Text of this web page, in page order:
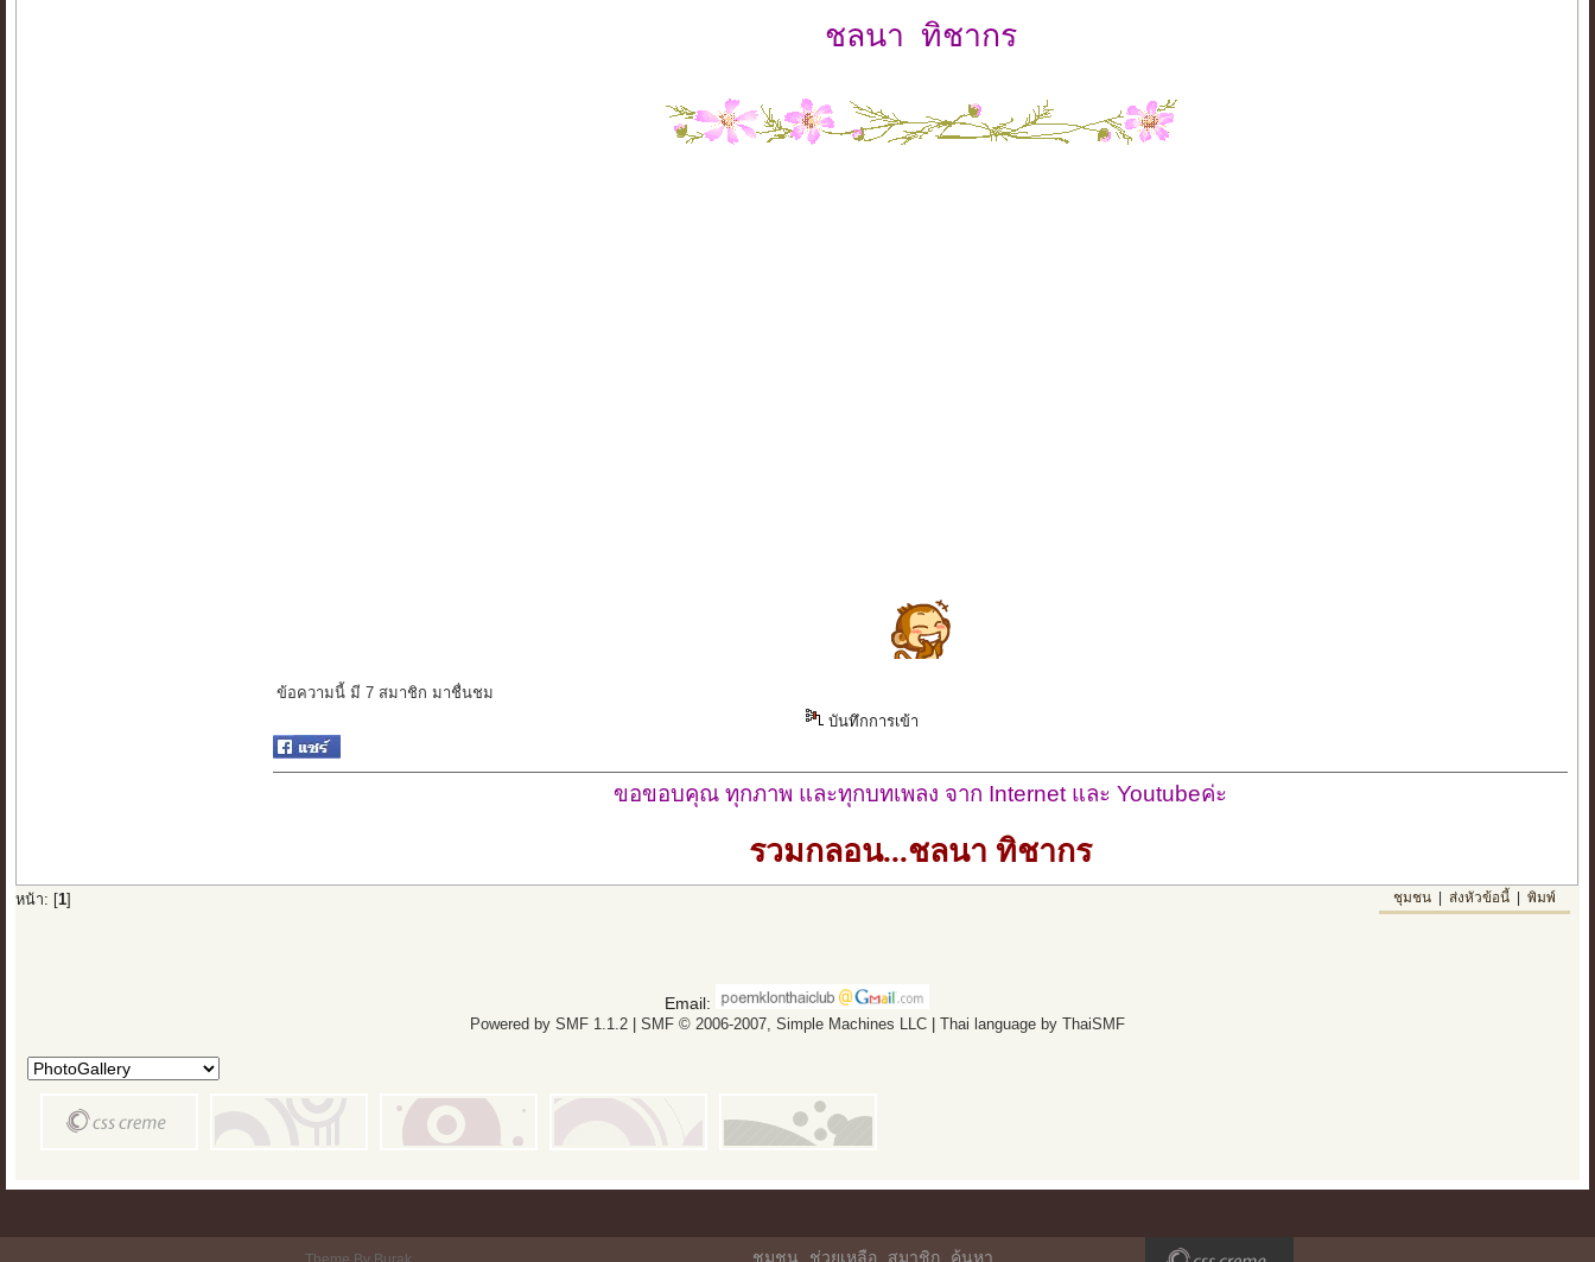
ชลนา ทิชากร
ข้อความนี้ มี 7 สมาชิก มาชื่นชม
บันทึกการเข้า
ขอขอบคุณ ทุกภาพ และทุกบทเพลง จาก Internet และ Youtubeค่ะ
รวมกลอน...ชลนา ทิชากร
หน้า: [1 ชุมชน| ส่งหัวข้อนี้| พิมพ์
Email:
Powered by SMF 1.1.2| SMF © 2006-2007, Simple Machines LLC| Thai language by ThaiSMF
ชุมชน ช่วยเหลือ สมาชิก ค้นหา